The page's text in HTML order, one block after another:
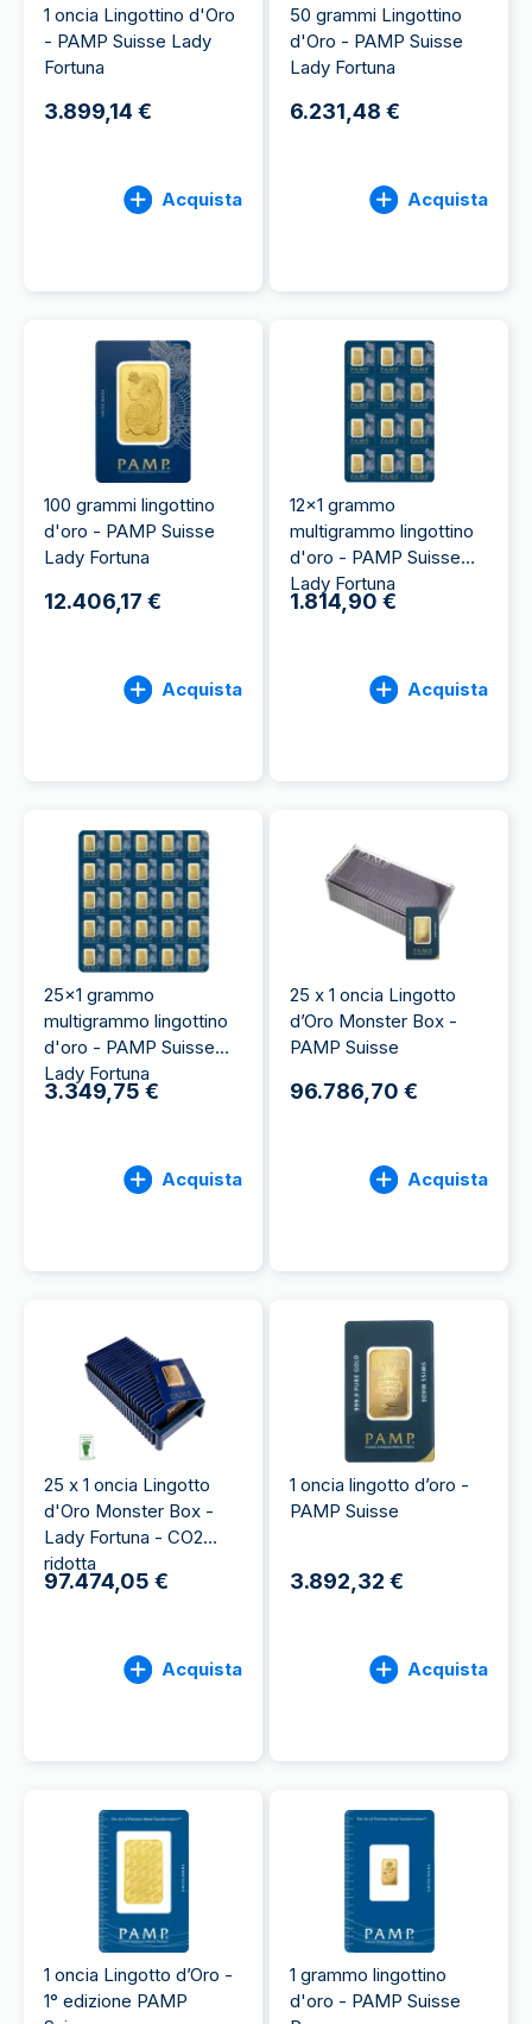
1 oncia Lingottino d'Oro
- PAMP Suisse Lady
Fortuna
3.899,14 €
Acquista
50 grammi Lingottino
d'Oro - PAMP Suisse
Lady Fortuna
6.231,48 €
Acquista
100 grammi lingottino
d'oro - PAMP Suisse
Lady Fortuna
12.406,17 €
Acquista
12x1 grammo
multigrammo lingottino
d'oro - PAMP Suisse
Lady Fortuna
1.814,90 €
Acquista
25x1 grammo
multigrammo lingottino
d'oro - PAMP Suisse
Lady Fortuna
3.349,75 €
Acquista
25 x 1 oncia Lingotto
d’Oro Monster Box -
PAMP Suisse
96.786,70 €
Acquista
25 x 1 oncia Lingotto
d'Oro Monster Box -
Lady Fortuna - CO2
ridotta
97.474,05 €
Acquista
1 oncia lingotto d’oro -
PAMP Suisse
3.892,32 €
Acquista
1 oncia Lingotto d’Oro -
1° edizione PAMP
1 grammo lingottino
d'oro - PAMP Suisse